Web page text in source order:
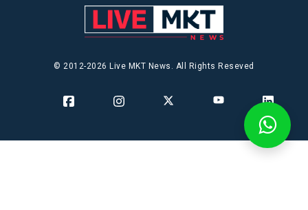
© 2012-2026 Live MKT News. All Rights Reseved